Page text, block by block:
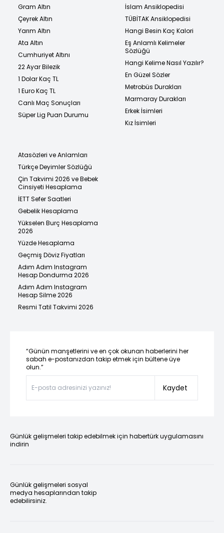
Gram Altın
Çeyrek Altın
Yarım Altın
Ata Altın
Cumhuriyet Altını
22 Ayar Bilezik
1 Dolar Kaç TL
1 Euro Kaç TL
Canlı Maç Sonuçları
Süper Lig Puan Durumu
İslam Ansiklopedisi
TÜBİTAK Ansiklopedisi
Hangi Besin Kaç Kalori
Eş Anlamlı Kelimeler
Sözlüğü
Hangi Kelime Nasıl Yazılır?
En Güzel Sözler
Metrobüs Durakları
Marmaray Durakları
Erkek İsimleri
Kız İsimleri
Atasözleri ve Anlamları
Türkçe Deyimler Sözlüğü
Çin Takvimi 2026 ve Bebek
Cinsiyeti Hesaplama
İETT Sefer Saatleri
Gebelik Hesaplama
Yükselen Burç Hesaplama
2026
Yüzde Hesaplama
Geçmiş Döviz Fiyatları
Adım Adım Instagram
Hesap Dondurma 2026
Adım Adım Instagram
Hesap Silme 2026
Resmi Tatil Takvimi 2026
“Günün manşetlerini ve en çok okunan haberlerini her
sabah e-postanızdan takip etmek için bültene üye
olun.”
Kaydet
Günlük gelişmeleri takip edebilmek için habertürk uygulamasını
indirin
Günlük gelişmeleri sosyal
medya hesaplarından takip
edebilirsiniz.